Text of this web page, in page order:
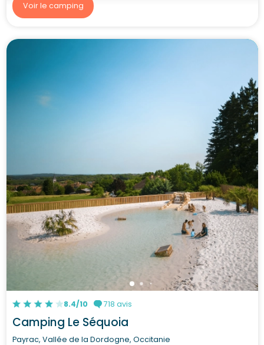
Voir le camping
8.4/10 718 avis
Camping Le Séquoia
Payrac, Vallée de la Dordogne, Occitanie